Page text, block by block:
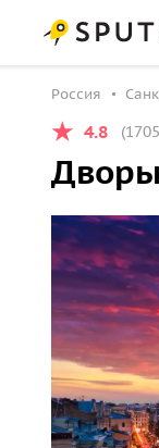
Россия
4.8